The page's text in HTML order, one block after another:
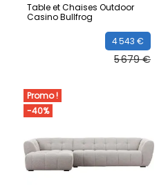
Table et Chaises Outdoor
Casino Bullfrog
4 543 €
5 679 €
Promo !
-40%